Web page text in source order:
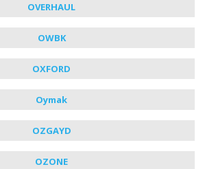
OVERHAUL
OWBK
OXFORD
Oymak
OZGAYD
OZONE